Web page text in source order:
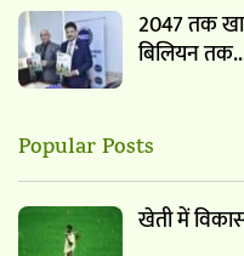
2047 तक
बिलियन
Popular Posts
खेती में